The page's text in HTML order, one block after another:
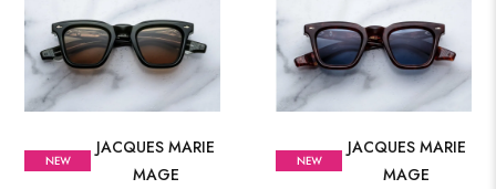
JACQUES MARIE
MAGE
JACQUES MARIE
MAGE